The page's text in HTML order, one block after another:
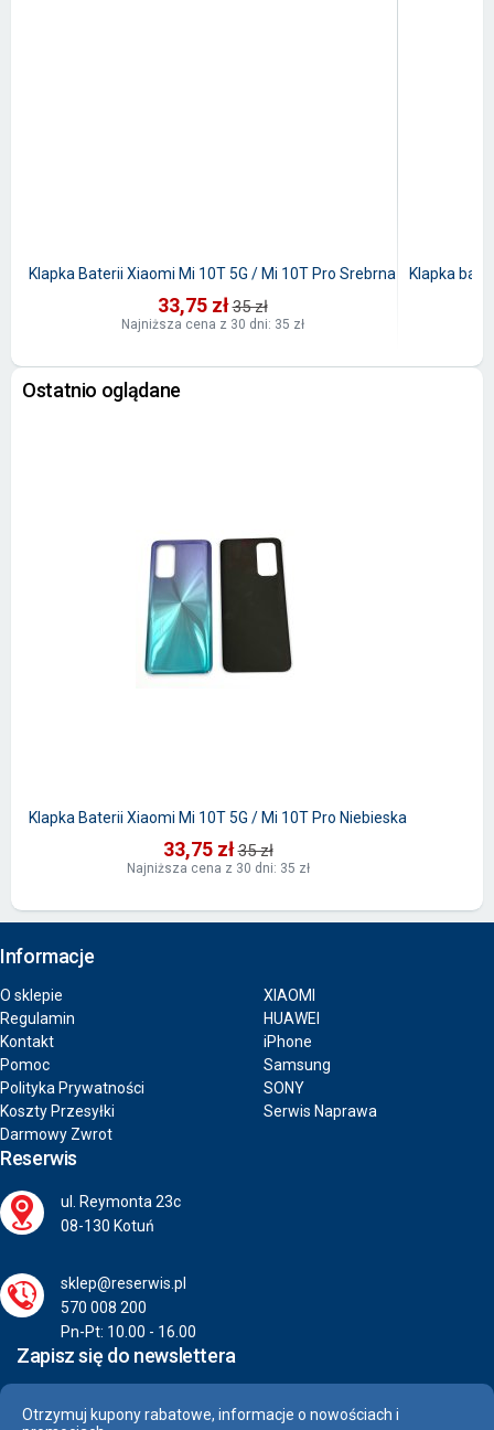
Klapka Baterii Xiaomi Mi 10T 5G / Mi 10T Pro Srebrna
33,75 zł35 zł
Najniższa cena z 30 dni: 35 zł
Klapka
Ostatnio oglądane
Klapka Baterii Xiaomi Mi 10T 5G / Mi 10T Pro Niebieska
33,75 zł35 zł
Najniższa cena z 30 dni: 35 zł
Informacje
O sklepie
Regulamin
Kontakt
Pomoc
Polityka Prywatności
Koszty Przesyłki
Darmowy Zwrot
XIAOMI
HUAWEI
iPhone
Samsung
SONY
Serwis Naprawa
Reserwis
ul. Reymonta 23c
08-130 Kotuń
sklep@reserwis.pl
570 008 200
Pn-Pt: 10.00 - 16.00
Zapisz się do newslettera
Otrzymuj kupony rabatowe, informacje o nowościach i